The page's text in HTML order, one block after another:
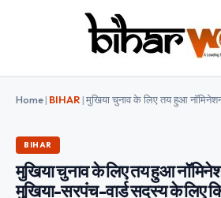
Home| BIHAR|
BIHAR
मुखिया चुनाव के लिए तय हुआ
मुखिया-सरपंच-वार्ड सदस्य के लिए